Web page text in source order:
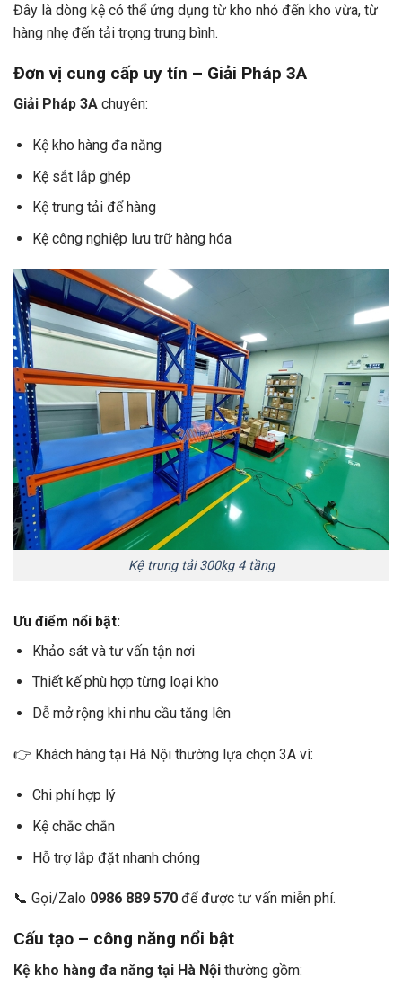
Đây là dòng kệ có thể ứng dụng từ kho nhỏ đến kho vừa, từ
hàng nhẹ đến tải trọng trung bình.
Đơn vị cung cấp uy tín – Giải Pháp 3A
Giải Pháp 3A chuyên:
Kệ kho hàng đa năng
Kệ sắt lắp ghép
Kệ trung tải để hàng
Kệ công nghiệp lưu trữ hàng hóa
Kệ trung tải 300kg 4 tầng
Ưu điểm nổi bật:
Khảo sát và tư vấn tận nơi
Thiết kế phù hợp từng loại kho
Dễ mở rộng khi nhu cầu tăng lên
👉 Khách hàng tại Hà Nội thường lựa chọn 3A vì:
Chi phí hợp lý
Kệ chắc chắn
Hỗ trợ lắp đặt nhanh chóng
📞 Gọi/Zalo 0986 889 570 để được tư vấn miễn phí.
Cấu tạo – công năng nổi bật
Kệ kho hàng đa năng tại Hà Nội thường gồm: